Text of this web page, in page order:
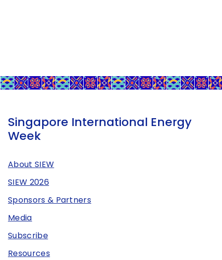
Singapore International Energy
Week
About SIEW
SIEW 2026
Sponsors & Partners
Media
Subscribe
Resources